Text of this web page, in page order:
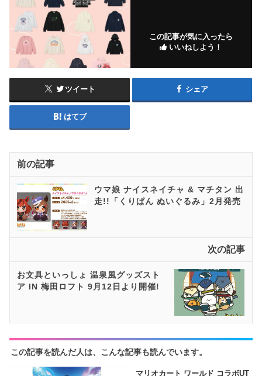
この記事が気に入ったら
いいねしよう！
ツイート シェア
はてブ
前の記事
ウマ娘 ナイスネイチャ & マチタン 出
走!!「くりぱん ぬいぐるみ」2月発売
次の記事
お文具といっしょ 温泉風グッズスト
ア IN 梅田ロフト 9月12日より開催!
この記事を読んだ人は、こんな記事も読んでいます。
マリオカート ワールド コラボUT